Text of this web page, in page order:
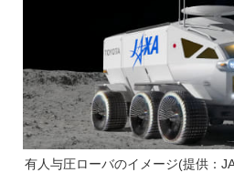
有人与圧ローバのイメージ(提供：